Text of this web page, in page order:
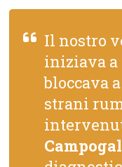
Il nostro
iniziava a
bloccava
strani